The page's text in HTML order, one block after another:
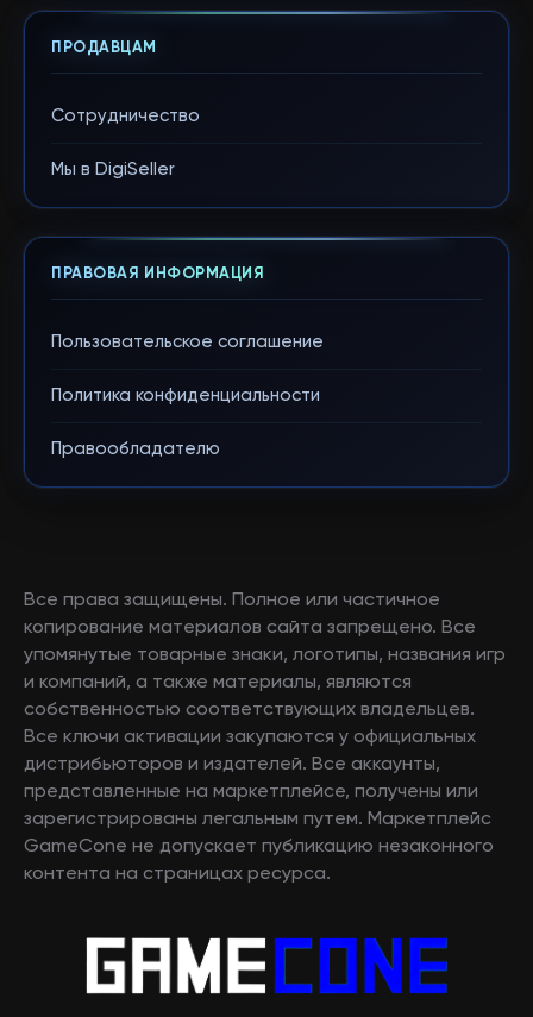
ПРОДАВЦАМ
Сотрудничество
Мы в DigiSeller
ПРАВОВАЯ ИНФОРМАЦИЯ
Пользовательское соглашение
Политика конфиденциальности
Правообладателю
Все права защищены. Полное или частичное
копирование материалов сайта запрещено. Все
упомянутые товарные знаки, логотипы, названия игр
и компаний, а также материалы, являются
собственностью соответствующих владельцев.
Все ключи активации закупаются у официальных
дистрибьюторов и издателей. Все аккаунты,
представленные на маркетплейсе, получены или
зарегистрированы легальным путем. Маркетплейс
GameCone не допускает публикацию незаконного
контента на страницах ресурса.